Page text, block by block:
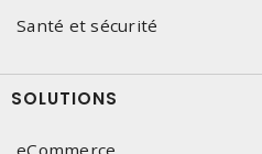
Santé et sécurité
SOLUTIONS
eCommerce